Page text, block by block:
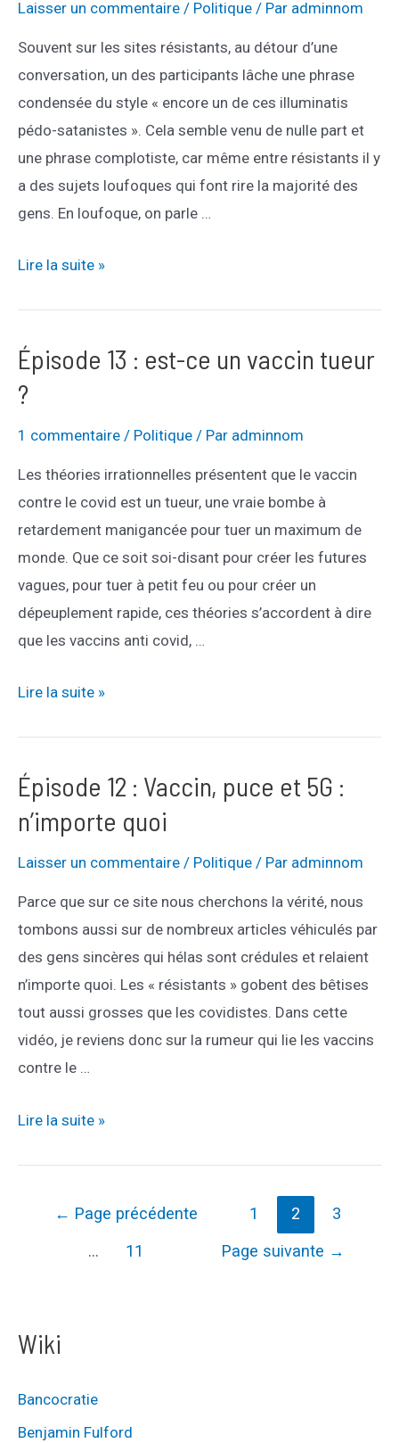
Wiki
Bancocratie
Benjamin Fulford
professeur
Laisser un commentaire / Politique / Par adminnom
Souvent sur les sites résistants, au détour d’une
conversation, un des participants lâche une phrase
condensée du style « encore un de ces illuminatis
pédo-satanistes ». Cela semble venu de nulle part et
une phrase complotiste, car même entre résistants il y
a des sujets loufoques qui font rire la majorité des
gens. En loufoque, on parle …
Trafic
Lire la suite »
Épisode 13 : est-ce un vaccin tueur
?
1 commentaire / Politique / Par adminnom
Les théories irrationnelles présentent que le vaccin
contre le covid est un tueur, une vraie bombe à
retardement manigancée pour tuer un maximum de
monde. Que ce soit soi-disant pour créer les futures
vagues, pour tuer à petit feu ou pour créer un
dépeuplement rapide, ces théories s’accordent à dire
que les vaccins anti covid, …
Épisode
est-
ce
un
vaccin
?
Lire la suite »
Épisode 12 : Vaccin, puce et 5G :
n’importe quoi
Laisser un commentaire / Politique / Par adminnom
Parce que sur ce site nous cherchons la vérité, nous
tombons aussi sur de nombreux articles véhiculés par
des gens sincères qui hélas sont crédules et relaient
n’importe quoi. Les « résistants » gobent des bêtises
tout aussi grosses que les covidistes. Dans cette
vidéo, je reviens donc sur la rumeur qui lie les vaccins
contre le …
Épisode
n’importe
Lire la suite »
Pagination
← Page précédente 1 2 3
… 11 Page suivante →